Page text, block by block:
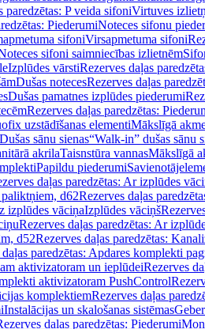
paredzētas: P veida sifoniVirtuves
PiederumiNoteces sifonu
sifoniVirsapmetuma sifoni
sifoni saimniecības izlietnēm
Izplūdes vārstiRezerves daļas
Dušas notecesRezerves daļas
Dušas pamatnes izplūdes piederumi
Rezerves daļas paredzētas:
uzstādīšanas elementiMākslīgā
Dušas sānu sienas“Walk-in” dušas sānu
akrilaTaisnstūra vannasMākslīgā
Papildu piederumi
daļas paredzētas: Ar izplūdes
d62Rezerves daļas
izplūdes vāciņaIzplūdes vāciņš
Rezerves daļas paredzētas: Ar
d52Rezerves daļas paredzētas:
daļas paredzētas: Apdares komplekti
aktivizatoram un ieplūdeiRezerves
aktivizatoram PushControl
komplektiemRezerves daļas
Instalācijas un skalošanas sistēmas
daļas paredzētas: Piederumi